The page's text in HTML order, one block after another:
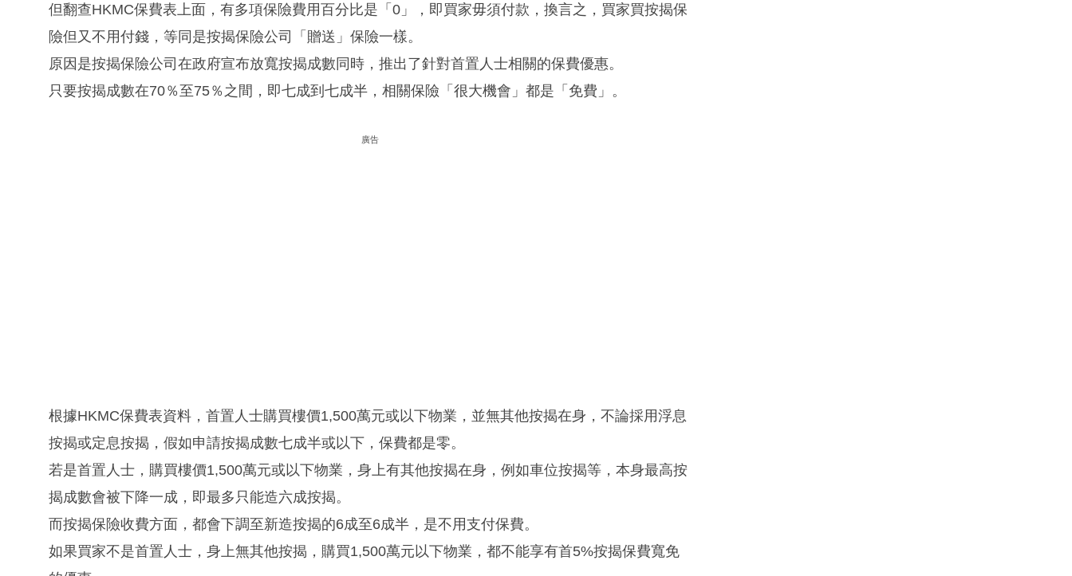
但翻查HKMC保費表上面，有多項保險費用百分比是「0」，即買家毋須付款，換言之，買家買按揭保
險但又不用付錢，等同是按揭保險公司「贈送」保險一樣。
原因是按揭保險公司在政府宣布放寬按揭成數同時，推出了針對首置人士相關的保費優惠。
只要按揭成數在70％至75％之間，即七成到七成半，相關保險「很大機會」都是「免費」。
廣告
根據HKMC保費表資料，首置人士購買樓價1,500萬元或以下物業，並無其他按揭在身，不論採用浮息
按揭或定息按揭，假如申請按揭成數七成半或以下，保費都是零。
若是首置人士，購買樓價1,500萬元或以下物業，身上有其他按揭在身，例如車位按揭等，本身最高按
揭成數會被下降一成，即最多只能造六成按揭。
而按揭保險收費方面，都會下調至新造按揭的6成至6成半，是不用支付保費。
如果買家不是首置人士，身上無其他按揭，購買1,500萬元以下物業，都不能享有首5%按揭保費寬免